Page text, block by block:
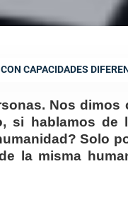
CAPACIDADES
Nos
si hablamos de
Solo
la misma